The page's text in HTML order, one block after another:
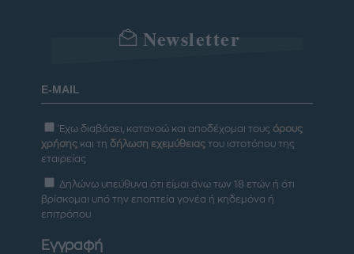
Newsletter
Έχω διαβάσει, κατανοώ και αποδέχομαι τους όρους
χρήσης και τη δήλωση εχεμύθειας του ιστοτόπου της
εταιρείας
Δηλώνω υπεύθυνα ότι είμαι άνω των 18 ετών ή ότι
βρίσκομαι υπό την εποπτεία γονέα ή κηδεμόνα ή
επιτρόπου
Εγγραφή